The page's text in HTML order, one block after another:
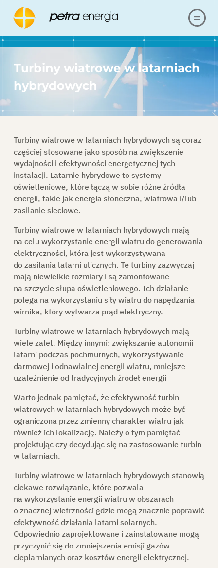
O NAS
OFERTA
NASZE REALIZACJE
KARIERA
KONTAKT
SKLEP
DO POBRANIA
POPROŚ O OFERTĘ
Turbiny wiatrowe w latarniach
hybrydowych
Turbiny wiatrowe w latarniach hybrydowych są coraz
częściej stosowane jako sposób na zwiększenie
wydajności i efektywności energetycznej tych
instalacji. Latarnie hybrydowe to systemy
oświetleniowe, które łączą w sobie różne źródła
energii, takie jak energia słoneczna, wiatrowa i/lub
zasilanie sieciowe.
Turbiny wiatrowe w latarniach hybrydowych mają
na celu wykorzystanie energii wiatru do generowania
elektryczności, która jest wykorzystywana
do zasilania latarni ulicznych. Te turbiny zazwyczaj
mają niewielkie rozmiary i są zamontowane
na szczycie słupa oświetleniowego. Ich działanie
polega na wykorzystaniu siły wiatru do napędzania
wirnika, który wytwarza prąd elektryczny.
Turbiny wiatrowe w latarniach hybrydowych mają
wiele zalet. Między innymi: zwiększanie autonomii
latarni podczas pochmurnych, wykorzystywanie
darmowej i odnawialnej energii wiatru, mniejsze
uzależnienie od tradycyjnych źródeł energii
Warto jednak pamiętać, że efektywność turbin
wiatrowych w latarniach hybrydowych może być
ograniczona przez zmienny charakter wiatru jak
również ich lokalizację. Należy o tym pamiętać
projektując czy decydując się na zastosowanie turbin
w latarniach.
Turbiny wiatrowe w latarniach hybrydowych stanowią
ciekawe rozwiązanie, które pozwala
na wykorzystanie energii wiatru w obszarach
o znacznej wietrzności gdzie mogą znacznie poprawić
efektywność działania latarni solarnych.
Odpowiednio zaprojektowane i zainstalowane mogą
przyczynić się do zmniejszenia emisji gazów
cieplarnianych oraz kosztów energii elektrycznej.